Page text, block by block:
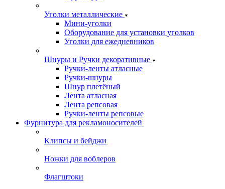
Уголки металлические
Мини-уголки
Оборудование для установки уголков
Уголки для ежедневников
Шнуры и Ручки декоративные
Ручки-ленты атласные
Ручки-шнуры
Шнур плетёный
Лента атласная
Лента репсовая
Ручки-ленты репсовые
Фурнитура для рекламоносителей
Клипсы и бeйджи
Ножки для воблеров
Флагштоки